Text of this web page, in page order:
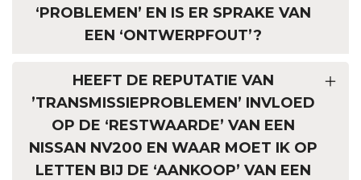
‘PROBLEMEN’ EN IS ER SPRAKE VAN
EEN ‘ONTWERPFOUT’?
HEEFT DE REPUTATIE VAN
’TRANSMISSIEPROBLEMEN’ INVLOED
OP DE ‘RESTWAARDE’ VAN EEN
NISSAN NV200 EN WAAR MOET IK OP
LETTEN BIJ DE ‘AANKOOP’ VAN EEN